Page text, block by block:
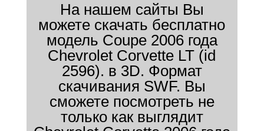
На нашем сайты Вы
можете скачать бесплатно
модель Coupe 2006 года
Chevrolet Corvette LT (id
2596). в 3D. Формат
скачивания SWF. Вы
сможете посмотреть не
только как выглядит